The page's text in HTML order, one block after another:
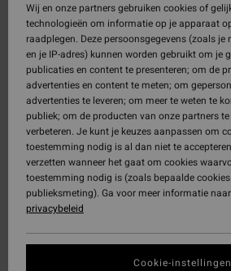
Wij en onze partners gebruiken cookies of
technologieën om informatie op je apparaat
raadplegen. Deze persoonsgegevens (zoals je
en je IP-adres) kunnen worden gebruikt om je
publicaties en content te presenteren; om de
advertenties en content te meten; om
advertenties te leveren; om meer te weten te
publiek; om de producten van onze partners
verbeteren. Je kunt je keuzes aanpassen om
toestemming nodig is al dan niet te
verzetten wanneer het gaat om cookies
toestemming nodig is (zoals bepaalde
publieksmeting). Ga voor meer informatie
privacybeleid
Cookie-instellingen